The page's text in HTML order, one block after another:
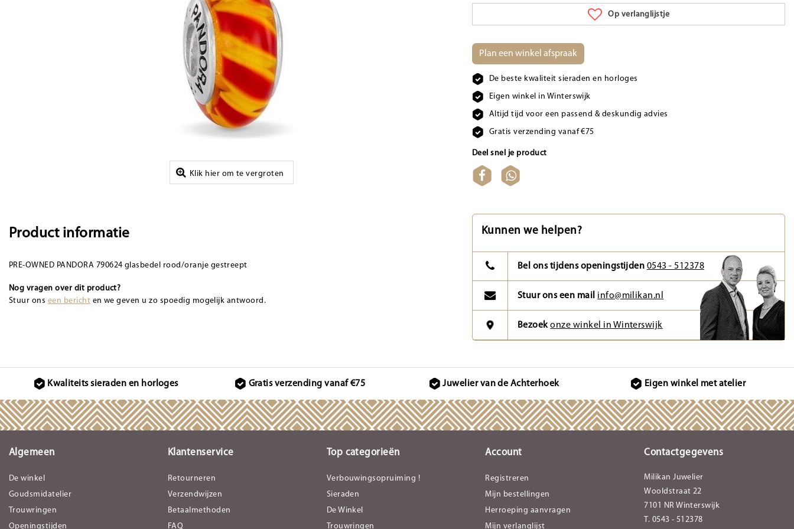
Klik hier om te vergroten
Op verlanglijstje
Plan een winkel afspraak
De beste kwaliteit sieraden en horloges
Eigen winkel in Winterswijk
Altijd tijd voor een passend & deskundig advies
Gratis verzending vanaf €75
Deel snel je product
Product informatie
PRE-OWNED PANDORA 790624 glasbedel rood/oranje gestreept
Nog vragen over dit product?
Stuur ons een bericht en we geven u zo spoedig mogelijk antwoord.
Kunnen we helpen?
Bel ons tijdens openingstijden 0543 - 512378
Stuur ons een mail info@milikan.nl
Bezoekonze winkel in Winterswijk
Kwaliteits sieraden en horloges Gratis verzending vanaf €75 Juwelier van de Achterhoek Eigen winkel met atelier
Algemeen
De winkel
Goudsmidatelier
Trouwringen
Openingstijden
Klantenservice
Retourneren
Verzendwijzen
Betaalmethoden
FAQ
Top categorieën
Verbouwingsopruiming !
Sieraden
De Winkel
Trouwringen
Account
Registreren
Mijn bestellingen
Herroeping aanvragen
Mijn verlanglijst
Contactgegevens
Milikan Juwelier
Wooldstraat 22
7101 NR Winterswijk
T. 0543 - 512378